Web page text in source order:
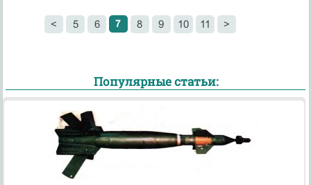
< 5 6 7 8 9 10 11 >
Популярные статьи: